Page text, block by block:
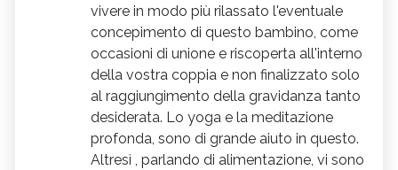
vivere in modo più rilassato l'eventuale
concepimento di questo bambino, come
occasioni di unione e riscoperta all'interno
della vostra coppia e non finalizzato solo
al raggiungimento della gravidanza tanto
desiderata. Lo yoga e la meditazione
profonda, sono di grande aiuto in questo.
Altresì , parlando di alimentazione, vi sono